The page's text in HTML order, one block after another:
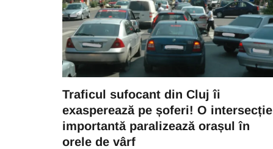
Traficul sufocant din Cluj îi
exasperează pe șoferi! O intersecție
importantă paralizează orașul în
orele de vârf